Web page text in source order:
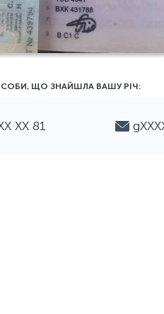
ЩО ЗНАЙШЛА ВАШУ РIЧ:
ХХ 81